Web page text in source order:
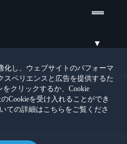
化し、ウェブサイトのパフォーマ
スペリエンスと広告を提供するた
クリックするか、Cookie
Cookieを受け入れることができ
ての詳細はこちらをご覧くださ